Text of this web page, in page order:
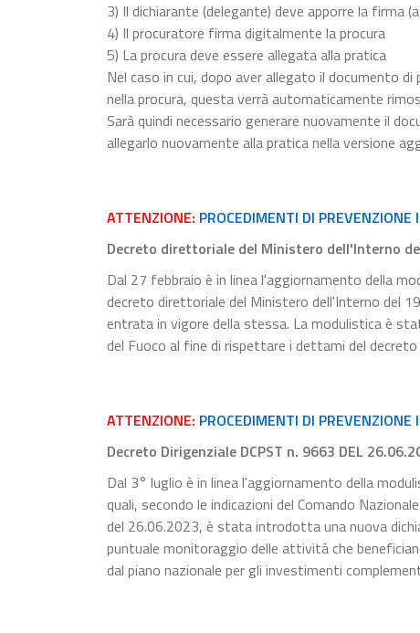
3) Il dichiarante (delegante) deve apporre la firma
4) Il procuratore firma digitalmente la procura
5) La procura deve essere allegata alla pratica
Nel caso in cui, dopo aver allegato il documento
nella procura, questa verrà automaticamente
Sarà quindi necessario generare nuovamente il
allegarlo nuovamente alla pratica nella versione
ATTENZIONE: PROCEDIMENTI DI
Decreto direttoriale del Ministero dell'Interno
Dal 27 febbraio è in linea l'aggiornamento della
decreto direttoriale del Ministero dell'Interno del
entrata in vigore della stessa. La modulistica è
del Fuoco al fine di rispettare i dettami del
ATTENZIONE: PROCEDIMENTI DI
Decreto Dirigenziale DCPST n. 9663 DEL
Dal 3° luglio è in linea l'aggiornamento della
quali, secondo le indicazioni del Comando
del 26.06.2023, è stata introdotta una nuova
puntuale monitoraggio delle attività che
dal piano nazionale per gli investimenti